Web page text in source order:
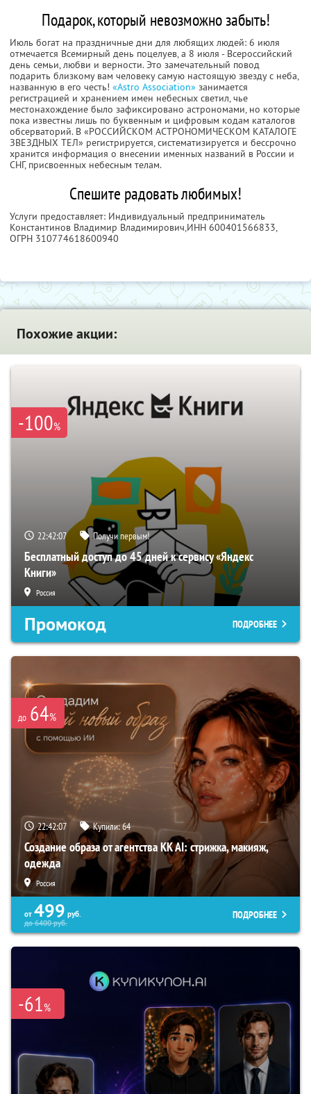
Подарок, который невозможно забыть!
Июль богат на праздничные дни для любящих людей: 6 июля
отмечается Всемирный день поцелуев, а 8 июля - Всероссийский
день семьи, любви и верности. Это замечательный повод
подарить близкому вам человеку самую настоящую звезду с неба,
названную в его честь! «Astro Association» занимается
регистрацией и хранением имен небесных светил, чье
местонахождение было зафиксировано астрономами, но которые
пока известны лишь по буквенным и цифровым кодам каталогов
обсерваторий. В «РОССИЙСКОМ АСТРОНОМИЧЕСКОМ КАТАЛОГЕ
ЗВЕЗДНЫХ ТЕЛ» регистрируется, систематизируется и бессрочно
хранится информация о внесении именных названий в России и
СНГ, присвоенных небесным телам.
Спешите радовать любимых!
Услуги предоставляет: Индивидуальный предприниматель
Константинов Владимир Владимирович,ИНН 600401566833,
ОГРН 310774618600940
Похожие акции:
-100%
22:42:06 Получи первым!
Бесплатный доступ до 45 дней к сервису «Яндекс
Книги»
Россия
Промокод ПОДРОБНЕЕ
до 64%
22:42:06 Купили:64
Создание образа от агентства KK AI: стрижка, макияж,
одежда
Россия
от 499 руб.
до6400руб.
ПОДРОБНЕЕ
-61%